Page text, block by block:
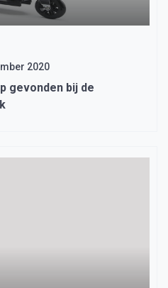
2020
gevonden bij de